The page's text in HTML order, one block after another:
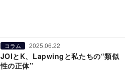
コラム 2025.06.22
JOIとK、Lapwingと私たちの“類似
性の正体”